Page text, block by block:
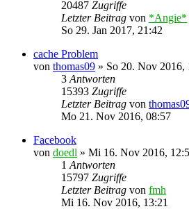
20487 Zugriffe
Letzter Beitrag von *Angie*
So 29. Jan 2017, 21:42
cache Problem
von thomas09 » So 20. Nov 2016,
3 Antworten
15393 Zugriffe
Letzter Beitrag von
Mo 21. Nov 2016, 08:57
Facebook
von doedl » Mi 16. Nov 2016,
1 Antworten
15797 Zugriffe
Letzter Beitrag von fmh
Mi 16. Nov 2016, 13:21